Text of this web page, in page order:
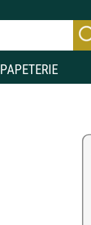
PAPETERIE